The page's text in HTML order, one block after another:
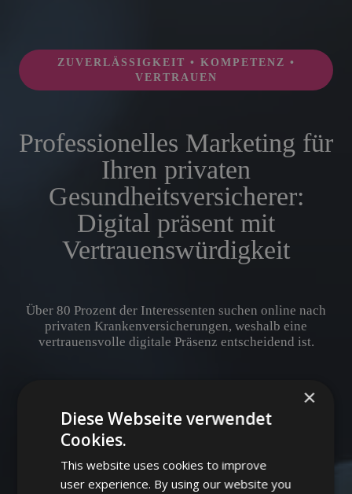
ZUVERLÄSSIGKEIT • KOMPETENZ •
VERTRAUEN
Professionelles Marketing für
Ihren privaten
Gesundheitsversicherer:
Digital präsent mit
Vertrauenswürdigkeit
Über 80 Prozent der Interessenten suchen online nach
privaten Krankenversicherungen, weshalb eine
vertrauensvolle digitale Präsenz entscheidend ist.
×
Diese Webseite verwendet
Cookies.
This website uses cookies to improve
user experience. By using our website you